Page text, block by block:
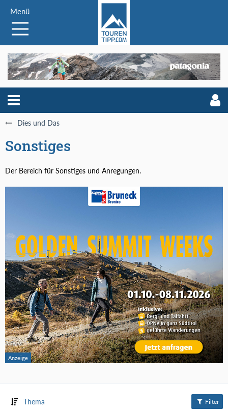
Menü
Dies und Das
Sonstiges
Der Bereich für Sonstiges und Anregungen.
Thema Filter